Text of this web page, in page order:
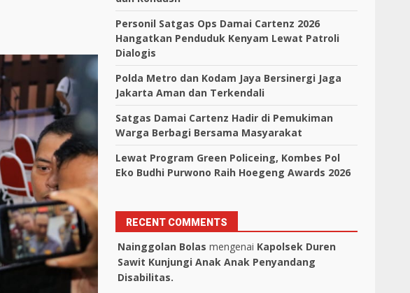
Personil Satgas Ops Damai Cartenz 2026
Hangatkan Penduduk Kenyam Lewat Patroli
Dialogis
Polda Metro dan Kodam Jaya Bersinergi Jaga
Jakarta Aman dan Terkendali
Satgas Damai Cartenz Hadir di Pemukiman
Warga Berbagi Bersama Masyarakat
Lewat Program Green Policeing, Kombes Pol
Eko Budhi Purwono Raih Hoegeng Awards 2026
RECENT COMMENTS
Nainggolan Bolas mengenai Kapolsek Duren
Sawit Kunjungi Anak Anak Penyandang
Disabilitas.